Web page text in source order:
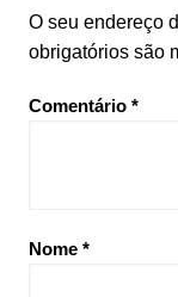
O seu endereço
obrigatórios são
Comentário *
Nome *